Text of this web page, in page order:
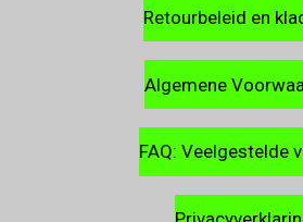
Retourbeleid en
Algemene
FAQ: Veelgestelde